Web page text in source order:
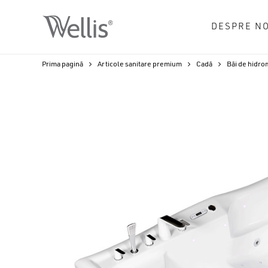
DESPRE NOI
Prima pagină Articole sanitare premium Cadă Băi de